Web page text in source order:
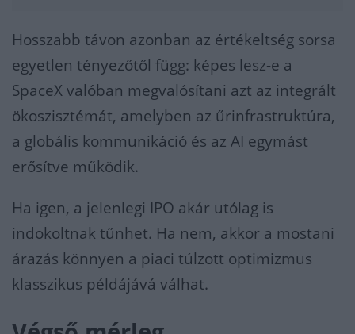
Hosszabb távon azonban az értékeltség sorsa
egyetlen tényezőtől függ: képes lesz-e a
SpaceX valóban megvalósítani azt az integrált
ökoszisztémát, amelyben az űrinfrastruktúra,
a globális kommunikáció és az AI egymást
erősítve működik.
Ha igen, a jelenlegi IPO akár utólag is
indokoltnak tűnhet. Ha nem, akkor a mostani
árazás könnyen a piaci túlzott optimizmus
klasszikus példájává válhat.